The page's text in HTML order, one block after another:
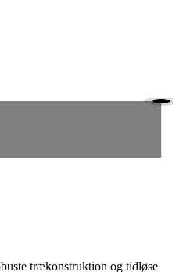
trækonstruktion og tidløse